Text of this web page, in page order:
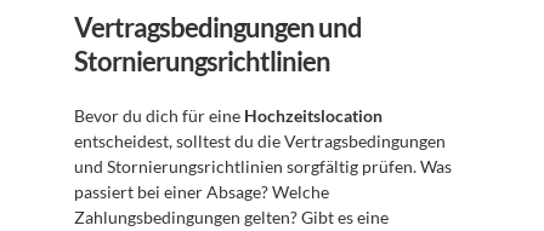
Vertragsbedingungen und
Stornierungsrichtlinien
Bevor du dich für eine Hochzeitslocation
entscheidest, solltest du die Vertragsbedingungen
und Stornierungsrichtlinien sorgfältig prüfen. Was
passiert bei einer Absage? Welche
Zahlungsbedingungen gelten? Gibt es eine